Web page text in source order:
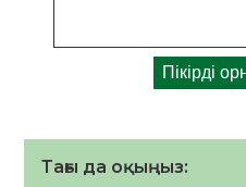
Тағы да оқыңыз: